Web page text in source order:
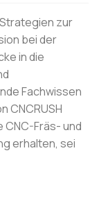
zur
bei der
in die
Fachwissen
CNCRUSH
CNC-Fräs- und
erhalten, sei